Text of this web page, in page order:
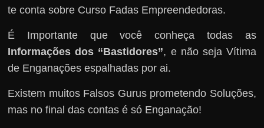
te conta sobre Curso Fadas Empreendedoras.
É Importante que você conheça todas as
Informações dos “Bastidores”, e não seja Vítima
de Enganações espalhadas por ai.
Existem muitos Falsos Gurus prometendo Soluções,
mas no final das contas é só Enganação!